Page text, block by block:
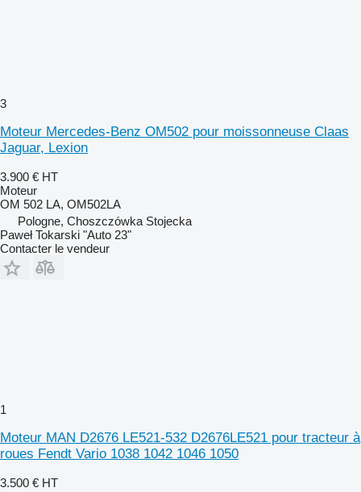
3
Moteur Mercedes-Benz OM502 pour moissonneuse Claas
Jaguar, Lexion
3.900 € HT
Moteur
OM 502 LA, OM502LA
Pologne, Choszczówka Stojecka
Paweł Tokarski "Auto 23"
Contacter le vendeur
1
Moteur MAN D2676 LE521-532 D2676LE521 pour tracteur à
roues Fendt Vario 1038 1042 1046 1050
3.500 € HT